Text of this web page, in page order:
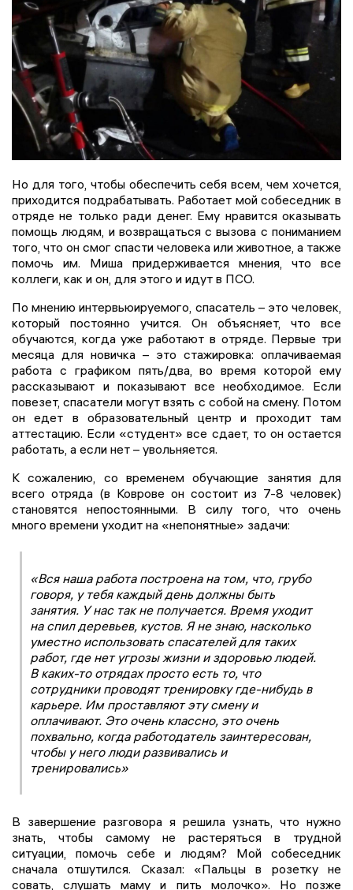
Но для того, чтобы обеспечить себя всем, чем хочется,
приходится подрабатывать. Работает мой собеседник в
отряде не только ради денег. Ему нравится оказывать
помощь людям, и возвращаться с вызова с пониманием
того, что он смог спасти человека или животное, а также
помочь им. Миша придерживается мнения, что все
коллеги, как и он, для этого и идут в ПСО.
По мнению интервьюируемого, спасатель – это человек,
который постоянно учится. Он объясняет, что все
обучаются, когда уже работают в отряде. Первые три
месяца для новичка – это стажировка: оплачиваемая
работа с графиком пять/два, во время которой ему
рассказывают и показывают все необходимое. Если
повезет, спасатели могут взять с собой на смену. Потом
он едет в образовательный центр и проходит там
аттестацию. Если «студент» все сдает, то он остается
работать, а если нет – увольняется.
К сожалению, со временем обучающие занятия для
всего отряда (в Коврове он состоит из 7-8 человек)
становятся непостоянными. В силу того, что очень
много времени уходит на «непонятные» задачи:
«Вся наша работа построена на том, что, грубо
говоря, у тебя каждый день должны быть
занятия. У нас так не получается. Время уходит
на спил деревьев, кустов. Я не знаю, насколько
уместно использовать спасателей для таких
работ, где нет угрозы жизни и здоровью людей.
В каких-то отрядах просто есть то, что
сотрудники проводят тренировку где-нибудь в
карьере. Им проставляют эту смену и
оплачивают. Это очень классно, это очень
похвально, когда работодатель заинтересован,
чтобы у него люди развивались и
тренировались»
В завершение разговора я решила узнать, что нужно
знать, чтобы самому не растеряться в трудной
ситуации, помочь себе и людям? Мой собеседник
сначала отшутился. Сказал: «Пальцы в розетку не
совать, слушать маму и пить молочко». Но позже